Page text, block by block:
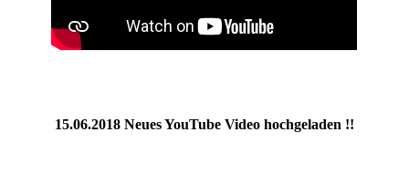
15.06.2018 Neues YouTube Video hochgeladen !!